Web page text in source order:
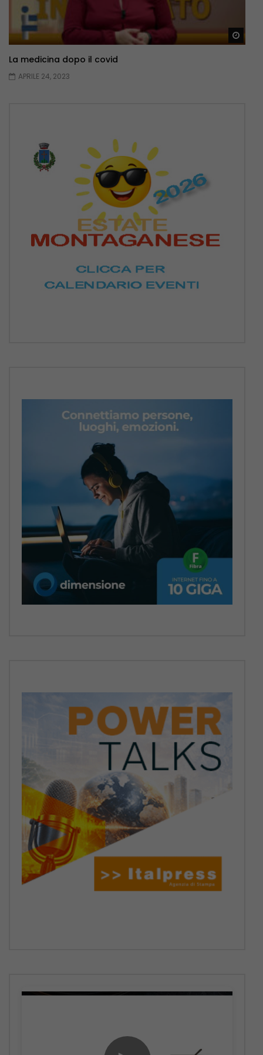
La medicina dopo il covid
APRILE 24, 2023